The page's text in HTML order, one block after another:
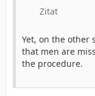
Zitat
Yet, on the other
that men are
the procedure.